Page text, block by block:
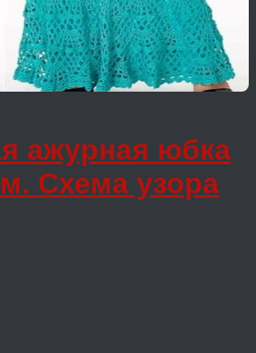
ажурная юбка
Схема узора